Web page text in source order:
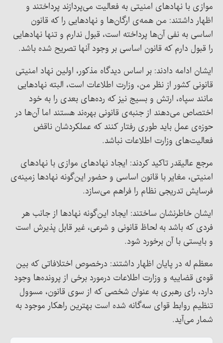
موازی با نهادهای امنیتی به فعالیت می‌پردازند پرداختند و
اظهار داشتند: من همه‌ی ارگان‌ها و نهادهایی را که قانون
اساسی به نفی آن‌ها پرداخته است، قبول ندارم و تنها نهادهایی
را قبول دارم که قانون اساسی بر وجود آنها تصریح شده باشد.
ایشان ادامه دادند: بر اساس دیدگاه مذکور، اولین نهاد امنیتی
قانونی کشور از نظر من، وزارت اطلاعات است، البته نهادهایی
مانند سپاه، ارتش و بسیج نیز که رده‌های بعدی را به خود
اختصاص می‌دهند از جنبه‌ی قانونی بهره‌ند هستند اما آن‌ها در
حوزه‌ی عمل باید طوری رفتار کنند که عملکردشان ناقض
فعالیت‌های وزارت اطلاعات نباشد.
مرجع عالیقدر تاکید کردند: ایجاد نهادهای موازی با نهادهای
امنیتی، مغایر با قانون اساسی و حضور این‌گونه نهادها زمینه‌ی
فرسایش تدریجی نظام را فراهم می‌سازد.
ایشان خاطرنشان ساختند: ایجاد این‌گونه نهادها از جانب هر
فردی که باشد به لحاظ قانونی و شرعی، غیر قابل پذیرش است
و بایستی با آن برخورد شود.
معظم له در پایان اظهار داشتند: درخصوص اختلافاتی که بین
قوه‌ی قضاییه و وزارت اطلاعات درمورد برخی از پرونده‌ها وجود
دارد، رای رهبری به عنوان شخصی که از سوی قانون، مسوول
تنظیم روابط قوای سه‌گانه شده است بهترین راهکار موجود به
شمار می‌آید.